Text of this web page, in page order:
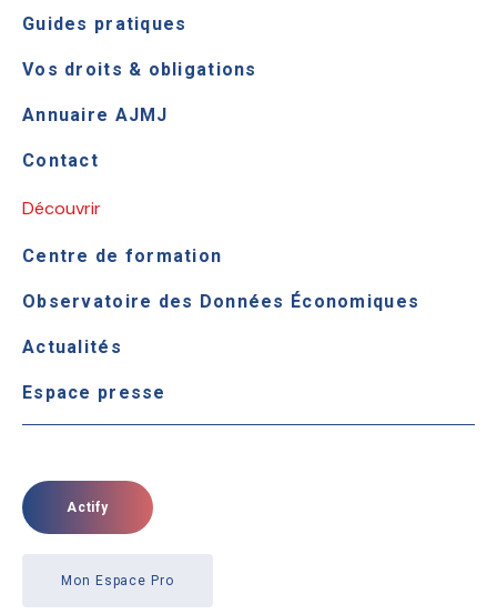
Guides pratiques
Vos droits & obligations
Annuaire AJMJ
Contact
Découvrir
Centre de formation
Observatoire des Données Économiques
Actualités
Espace presse
Actify
Mon Espace Pro